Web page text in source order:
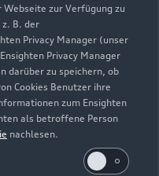
zur Verfügung zu
B. der
Privacy Manager (unser
Privacy Manager
darüber zu speichern, ob
Cookies Benutzer ihre
zum Ensighten
als betroffene Person
nachlesen.
Zurück nach oben